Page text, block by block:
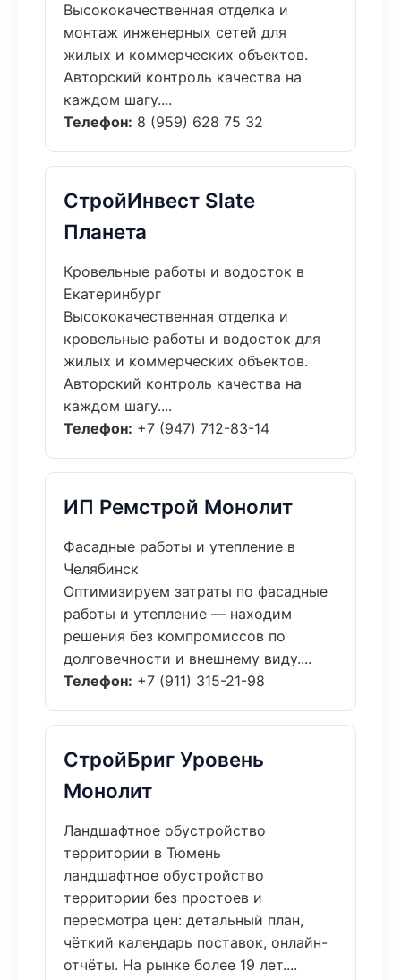
Высококачественная отделка и
монтаж инженерных сетей для
жилых и коммерческих объектов.
Авторский контроль качества на
каждом шагу....
Телефон: 8 (959) 628 75 32
СтройИнвест Slate
Планета
Кровельные работы и водосток в
Екатеринбург
Высококачественная отделка и
кровельные работы и водосток для
жилых и коммерческих объектов.
Авторский контроль качества на
каждом шагу....
Телефон: +7 (947) 712-83-14
ИП Ремстрой Монолит
Фасадные работы и утепление в
Челябинск
Оптимизируем затраты по фасадные
работы и утепление — находим
решения без компромиссов по
долговечности и внешнему виду....
Телефон: +7 (911) 315-21-98
СтройБриг Уровень
Монолит
Ландшафтное обустройство
территории в Тюмень
ландшафтное обустройство
территории без простоев и
пересмотра цен: детальный план,
чёткий календарь поставок, онлайн-
отчёты. На рынке более 19 лет....